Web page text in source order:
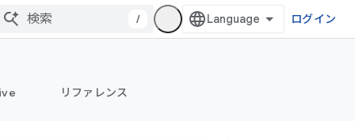
/ ログイン
リファレンス